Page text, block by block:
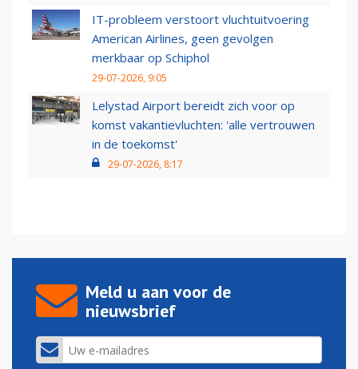
IT-probleem verstoort vluchtuitvoering
American Airlines, geen gevolgen
merkbaar op Schiphol
29-07-2026, 9:05
Lelystad Airport bereidt zich voor op
komst vakantievluchten: 'alle vertrouwen
in de toekomst'
29-07-2026, 8:17
Meld u aan voor de
nieuwsbrief